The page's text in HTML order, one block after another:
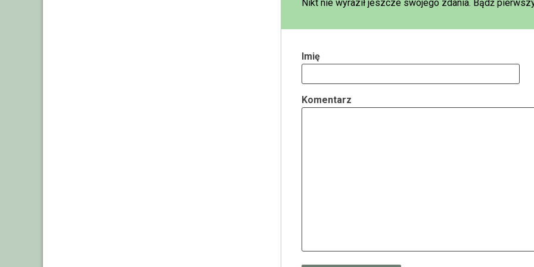
Nikt nie wyraził jeszcze swojego zdania. Bądź
Imię
Komentarz